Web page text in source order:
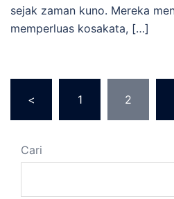
sejak zaman kuno. Mereka
memperluas kosakata, […]
Paginasi
< 1 2
Cari